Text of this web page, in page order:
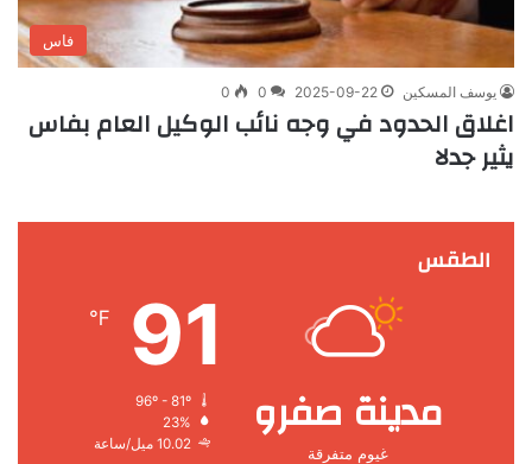
فاس
يوسف المسكين 2025-09-22
0
0
اغلاق الحدود في وجه نائب الوكيل العام بفاس
يثير جدلا
الطقس
مدينة صفرو
غيوم متفرقة
91
℉
23%
10.02 ميل/ساعة